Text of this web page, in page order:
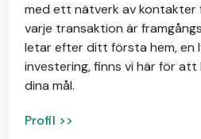
med ett nätverk av
varje transaktion är
letar efter ditt första hem, en
investering, finns vi här för att
dina mål.
Profil >>